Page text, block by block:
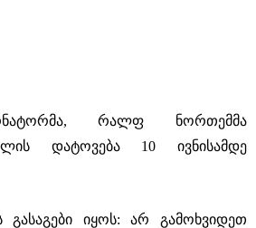
რალფ ნორთემმა
დატოვება 10 ივნისამდე
გასაგები იყოს: არ გამოხვიდეთ